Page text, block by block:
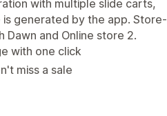
with multiple slide carts,
generated by the app. Store-
and Online store 2.
with one click
miss a sale